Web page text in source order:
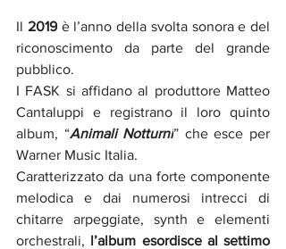
Il 2019 è l’anno della svolta sonora e del
riconoscimento da parte del grande
pubblico.
I FASK si affidano al produttore Matteo
Cantaluppi e registrano il loro quinto
album, “Animali Notturni” che esce per
Warner Music Italia.
Caratterizzato da una forte componente
melodica e dai numerosi intrecci di
chitarre arpeggiate, synth e elementi
orchestrali, l’album esordisce al settimo